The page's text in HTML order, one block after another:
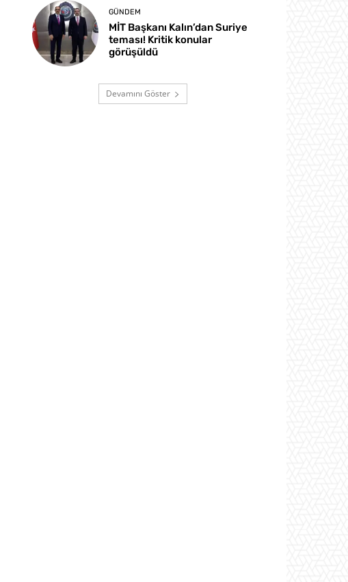
GÜNDEM
MİT Başkanı Kalın’dan Suriye
teması! Kritik konular
görüşüldü
Devamını Göster